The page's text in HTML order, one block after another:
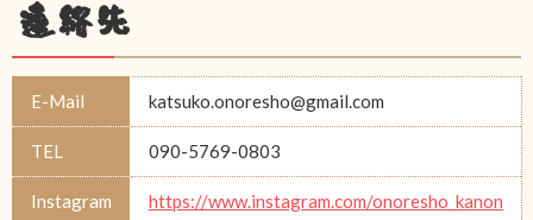
連絡先
E-Mail katsuko.onoresho@gmail.com
TEL 090-5769-0803
Instagram https://www.instagram.com/onoresho_kanon